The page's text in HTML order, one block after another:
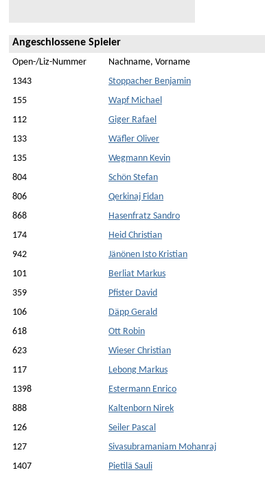
Angeschlossene Spieler
Open-/Liz-Nummer Nachname, Vorname
1343
Stoppacher Benjamin
155
Wapf Michael
112
Giger Rafael
133
Wäfler Oliver
135
Wegmann Kevin
804
Schön Stefan
806
Qerkinaj Fidan
868
Hasenfratz Sandro
174
Heid Christian
942
Jänönen Isto Kristian
101
Berliat Markus
359
Pfister David
106
Däpp Gerald
618
Ott Robin
623
Wieser Christian
117
Lebong Markus
1398
Estermann Enrico
888
Kaltenborn Nirek
126
Seiler Pascal
127
Sivasubramaniam Mohanraj
1407
Pietilä Sauli